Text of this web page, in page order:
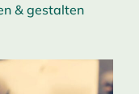
& gestalten